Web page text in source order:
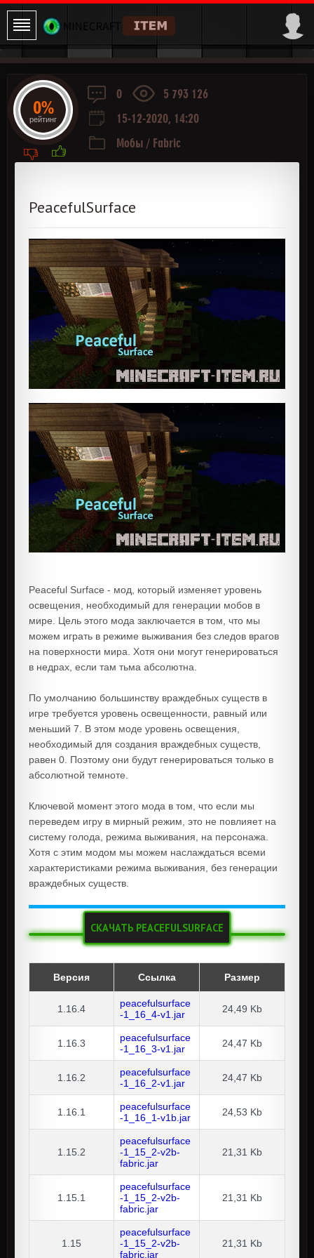
0
5 793 126
15-12-2020, 14:20
Мобы / Fabric
PeacefulSurface
Peaceful Surface - мод, который изменяет уровень
освещения, необходимый для генерации мобов в
мире. Цель этого мода заключается в том, что мы
можем играть в режиме выживания без следов врагов
на поверхности мира. Хотя они могут генерироваться
в недрах, если там тьма абсолютна.
По умолчанию большинству враждебных существ в
игре требуется уровень освещенности, равный или
меньший 7. В этом моде уровень освещения,
необходимый для создания враждебных существ,
равен 0. Поэтому они будут генерироваться только в
абсолютной темноте.
Ключевой момент этого мода в том, что если мы
переведем игру в мирный режим, это не повлияет на
систему голода, режима выживания, на персонажа.
Хотя с этим модом мы можем наслаждаться всеми
характеристиками режима выживания, без генерации
враждебных существ.
СКАЧАТЬ PEACEFULSURFACE
Версия Ссылка Размер
1.16.4
peacefulsurface
-1_16_4-v1.jar
24,49 Kb
1.16.3
peacefulsurface
-1_16_3-v1.jar
24,47 Kb
1.16.2
peacefulsurface
-1_16_2-v1.jar
24,47 Kb
1.16.1
peacefulsurface
-1_16_1-v1b.jar
24,53 Kb
1.15.2
peacefulsurface
-1_15_2-v2b-
fabric.jar
21,31 Kb
1.15.1
peacefulsurface
-1_15_2-v2b-
fabric.jar
21,31 Kb
1.15
peacefulsurface
-1_15_2-v2b-
fabric.jar
21,31 Kb
0%
рейтинг